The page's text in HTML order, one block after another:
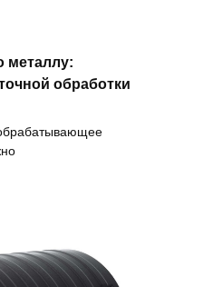
металлу:
обработки